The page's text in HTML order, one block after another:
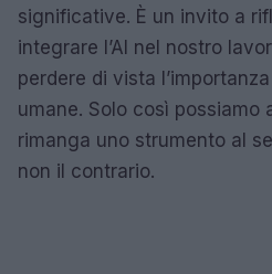
significative. È un invito a
integrare l’AI nel nostro
perdere di vista
umane. Solo così possiamo
rimanga uno strumento al
non il contrario.